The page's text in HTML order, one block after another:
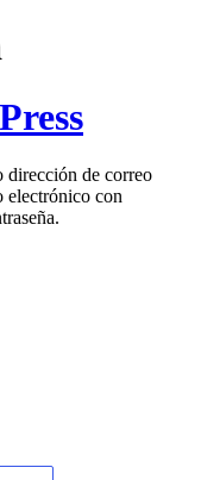
dirección de correo
electrónico con